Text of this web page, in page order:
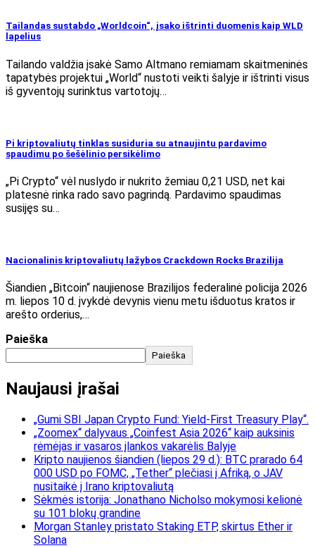
Tailandas sustabdo „Worldcoin“, įsako ištrinti duomenis kaip WLD
lapelius
Tailando valdžia įsakė Samo Altmano remiamam skaitmeninės
tapatybės projektui „World“ nustoti veikti šalyje ir ištrinti visus
iš gyventojų surinktus vartotojų…
Pi kriptovaliutų tinklas susiduria su atnaujintu pardavimo
spaudimu po šešėlinio persikėlimo
„Pi Crypto“ vėl nuslydo ir nukrito žemiau 0,21 USD, net kai
platesnė rinka rado savo pagrindą. Pardavimo spaudimas
susijęs su…
Nacionalinis kriptovaliutų lažybos Crackdown Rocks Brazilija
Šiandien „Bitcoin“ naujienose Brazilijos federalinė policija 2026
m. liepos 10 d. įvykdė devynis vienu metu išduotus kratos ir
arešto orderius,…
Paieška
Paieška
Naujausi įrašai
„Gumi SBI Japan Crypto Fund: Yield-First Treasury Play“.
„Zoomex“ dalyvaus „Coinfest Asia 2026“ kaip auksinis
rėmėjas ir vasaros įlankos vakarėlis Balyje
Kripto naujienos šiandien (liepos 29 d.): BTC prarado 64
000 USD po FOMC, „Tether“ plečiasi į Afriką, o JAV
nusitaikė į Irano kriptovaliutą
Sėkmės istorija: Jonathano Nicholso mokymosi kelionė
su 101 blokų grandine
Morgan Stanley pristato Staking ETP, skirtus Ether ir
Solana